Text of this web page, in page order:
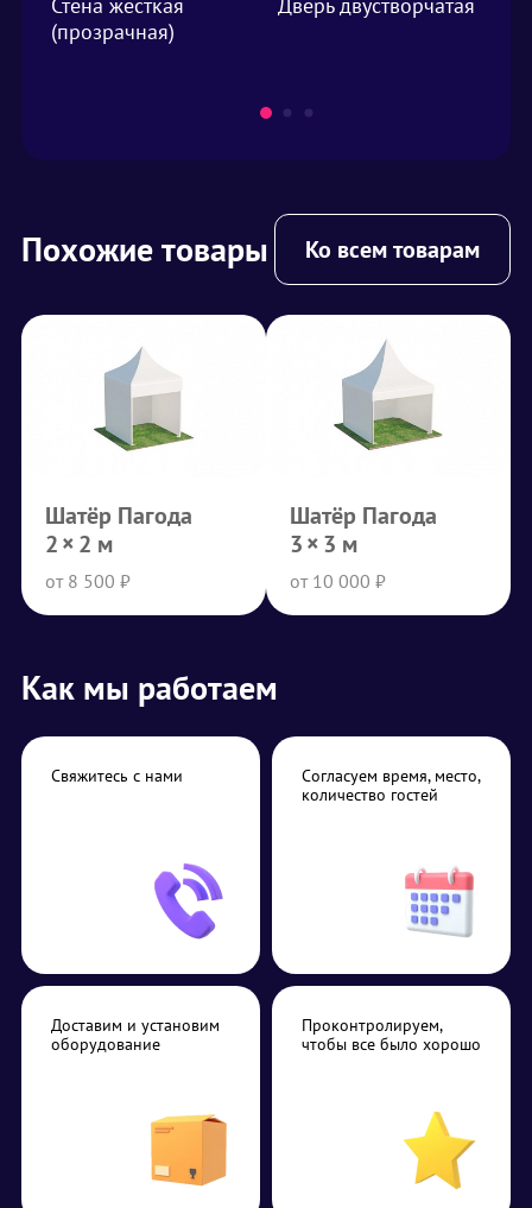
(прозрачная)
Похожие товары Ко всем товарам
Шатёр Пагода
2 × 2 м
от 8 500 ₽
Шатёр Пагода
3 × 3 м
от 10 000 ₽
Как мы работаем
Свяжитесь с нами
Согласуем время, место,
количество гостей
Доставим и установим
оборудование
Проконтролируем,
чтобы все было хорошо